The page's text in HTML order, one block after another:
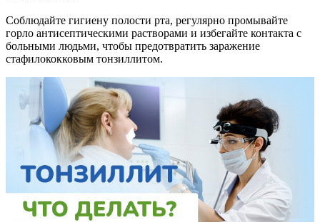
Соблюдайте гигиену полости рта, регулярно промывайте
горло антисептическими растворами и избегайте контакта с
больными людьми, чтобы предотвратить заражение
стафилококковым тонзиллитом.